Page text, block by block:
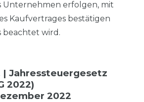
Unternehmen erfolgen, mit
Kaufvertrages bestätigen
beachtet wird.
| Jahressteuergesetz
2022)
2022